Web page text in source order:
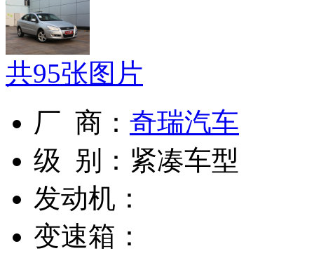
共95张图片
厂 商： 奇瑞汽车
级 别： 紧凑车型
发动机：
变速箱：